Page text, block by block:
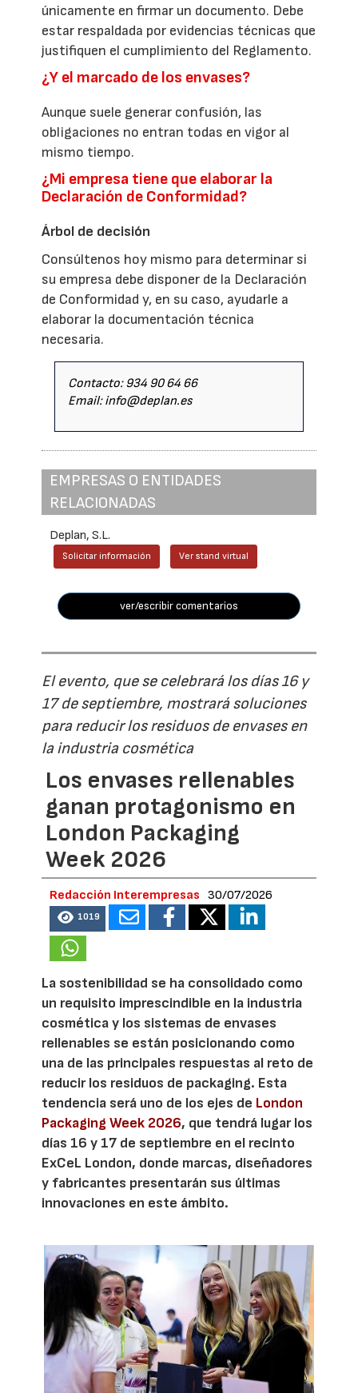
únicamente en firmar un documento. Debe
estar respaldada por evidencias técnicas que
justifiquen el cumplimiento del Reglamento.
¿Y el marcado de los envases?
Aunque suele generar confusión, las
obligaciones no entran todas en vigor al
mismo tiempo.
¿Mi empresa tiene que elaborar la
Declaración de Conformidad?
Árbol de decisión
Consúltenos hoy mismo para determinar si
su empresa debe disponer de la Declaración
de Conformidad y, en su caso, ayudarle a
elaborar la documentación técnica
necesaria.
Contacto: 934 90 64 66
Email: info@deplan.es
EMPRESAS O ENTIDADES
RELACIONADAS
Deplan, S.L.
Solicitar información Ver stand virtual
ver/escribir comentarios
El evento, que se celebrará los días 16 y
17 de septiembre, mostrará soluciones
para reducir los residuos de envases en
la industria cosmética
Los envases rellenables
ganan protagonismo en
London Packaging
Week 2026
Redacción Interempresas 30/07/2026
1019
La sostenibilidad se ha consolidado como
un requisito imprescindible en la industria
cosmética y los sistemas de envases
rellenables se están posicionando como
una de las principales respuestas al reto de
reducir los residuos de packaging. Esta
tendencia será uno de los ejes de London
Packaging Week 2026, que tendrá lugar los
días 16 y 17 de septiembre en el recinto
ExCeL London, donde marcas, diseñadores
y fabricantes presentarán sus últimas
innovaciones en este ámbito.